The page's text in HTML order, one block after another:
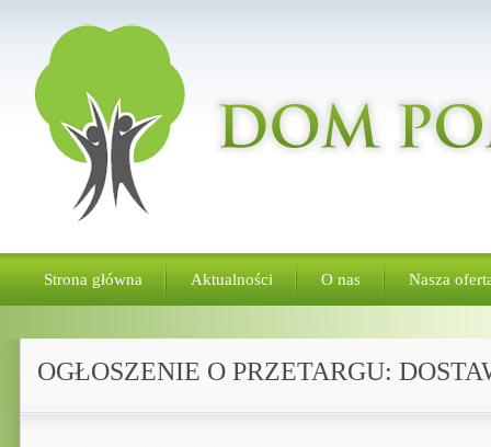
Strona główna Aktualności O nas Nasza
OGŁOSZENIE O PRZETARGU: